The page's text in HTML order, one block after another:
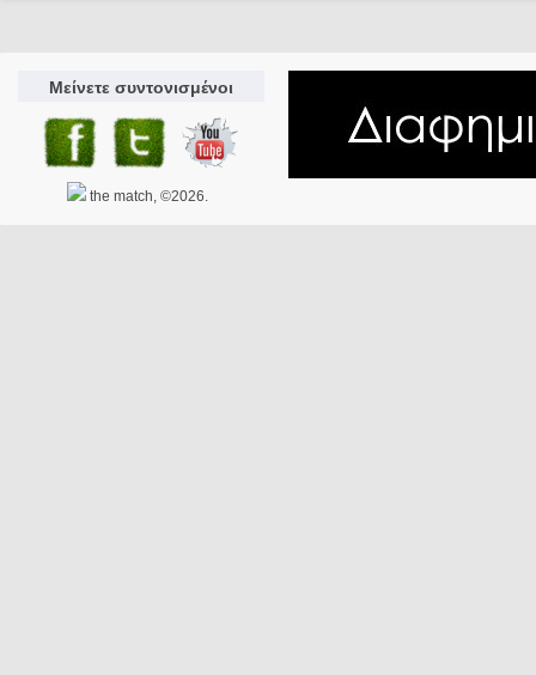
Μείνετε συντονισμένοι
the match, ©2026.